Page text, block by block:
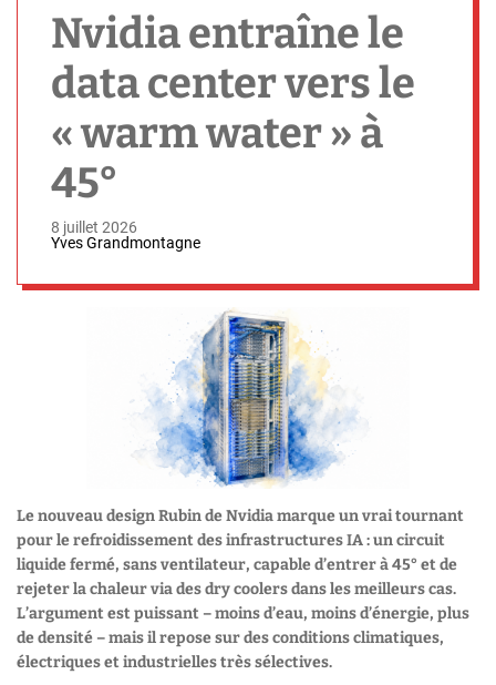
Nvidia entraîne le
data center vers le
« warm water » à
45°
8 juillet 2026
Yves Grandmontagne
Le nouveau design Rubin de Nvidia marque un vrai tournant
pour le refroidissement des infrastructures IA : un circuit
liquide fermé, sans ventilateur, capable d’entrer à 45° et de
rejeter la chaleur via des dry coolers dans les meilleurs cas.
L’argument est puissant – moins d’eau, moins d’énergie, plus
de densité – mais il repose sur des conditions climatiques,
électriques et industrielles très sélectives.